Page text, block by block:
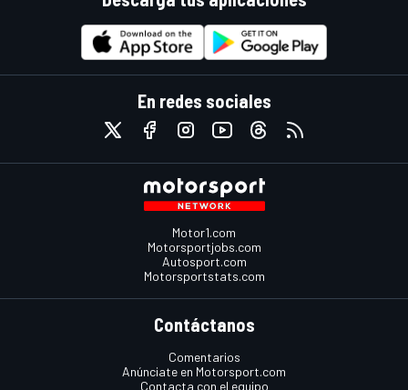
En redes sociales
Motor1.com
Motorsportjobs.com
Autosport.com
Motorsportstats.com
Contáctanos
Comentarios
Anúnciate en Motorsport.com
Contacta con el equipo